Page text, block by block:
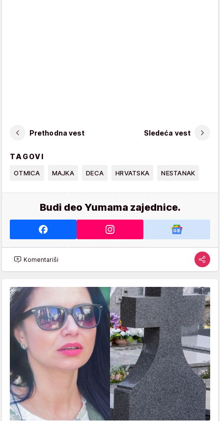
Prethodna vest Sledeća vest
TAGOVI
OTMICA MAJKA DECA HRVATSKA NESTANAK
Budi deo Yumama zajednice.
Komentariši